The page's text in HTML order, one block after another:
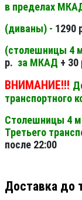
в пределах
(диваны) - 1290
(столешницы 4
р. за МКАД +
ВНИМАНИЕ!!!
транспортного
Столешницы 4
Третьего
после 22:00
Доставка до